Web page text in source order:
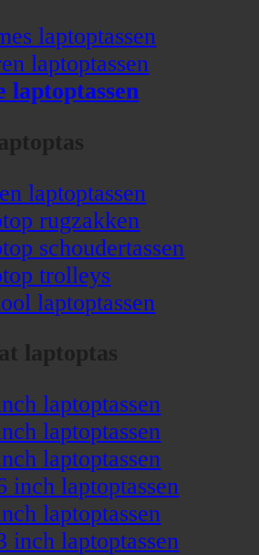
laptoptassen
laptoptassen
laptoptassen
laptoptassen
rugzakken
schoudertassen
trolleys
laptoptassen
laptoptas
laptoptassen
laptoptassen
laptoptassen
inch laptoptassen
laptoptassen
inch laptoptassen